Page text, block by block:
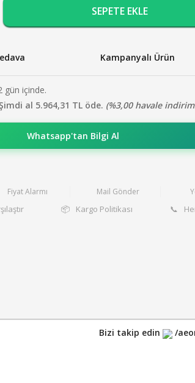
SEPETE EKLE
Kampanyalı Ürün
gün içinde.
al 5.964,31 TL öde. (%3,00 havale
Whatsapp'tan Bilgi Al
Fiyat Alarmı Mail Gönder
📦 Kargo Politikası 📞
Bizi takip edin /